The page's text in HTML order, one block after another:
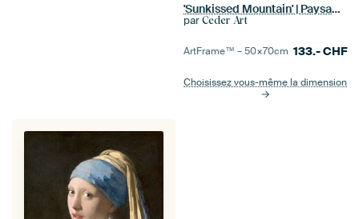
'Sunkissed Mountain' | Paysage abstrait
par Ceder Art
ArtFrame™ –50×70cm 133.-CHF
Choisissez vous-même la dimension